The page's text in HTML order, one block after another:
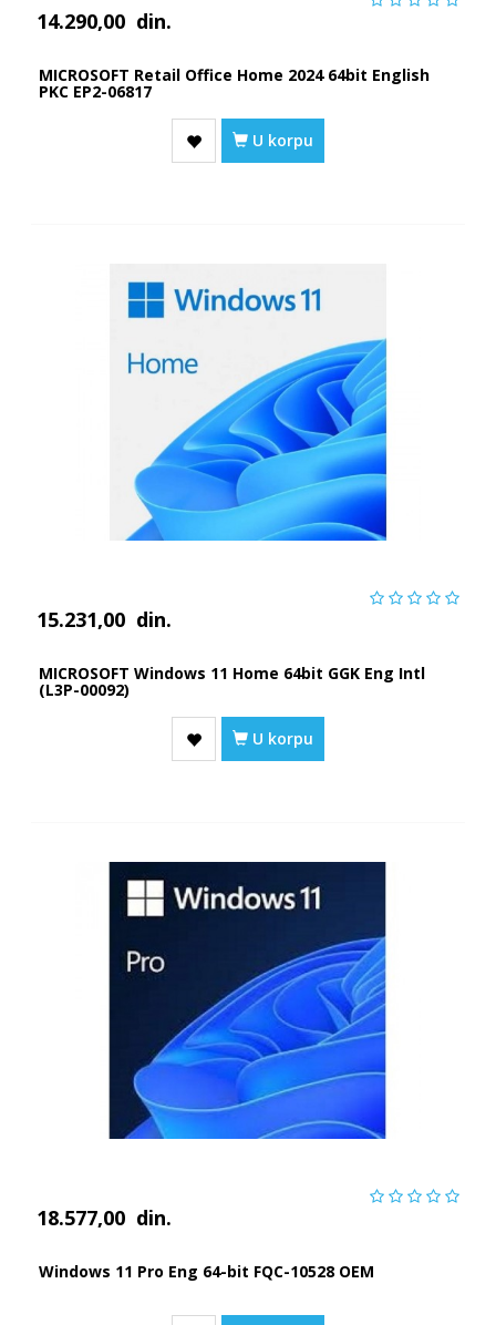
14.290,00 din.
MICROSOFT Retail Office Home 2024 64bit English
PKC EP2-06817
U korpu
15.231,00 din.
MICROSOFT Windows 11 Home 64bit GGK Eng Intl
(L3P-00092)
U korpu
18.577,00 din.
Windows 11 Pro Eng 64-bit FQC-10528 OEM